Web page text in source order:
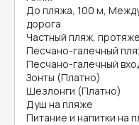
До пляжа, 100 м,
дорога
Частный пляж,
Песчано-галечный
Песчано-галечный
Зонты (Платно)
Шезлонги (Платно)
Душ на пляже
Питание и напитки на